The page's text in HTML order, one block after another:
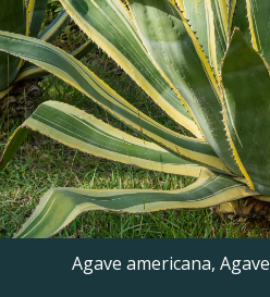
Agave americana, Agave